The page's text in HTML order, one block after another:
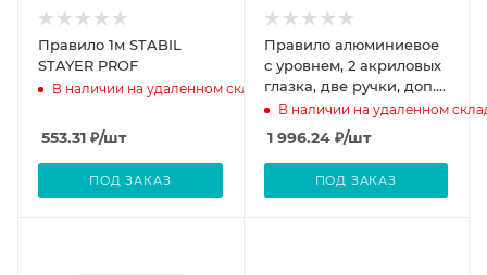
Правило 1м STABIL
STAYER PROF
В наличии на удаленном складе
553.31 ₽/шт
ПОД ЗАКАЗ
Правило алюминиевое
с уровнем, 2 акриловых
глазка, две ручки, доп.
ребро жесткости,
В наличии на удаленном
1 996.24₽/шт
ПОД ЗАКАЗ